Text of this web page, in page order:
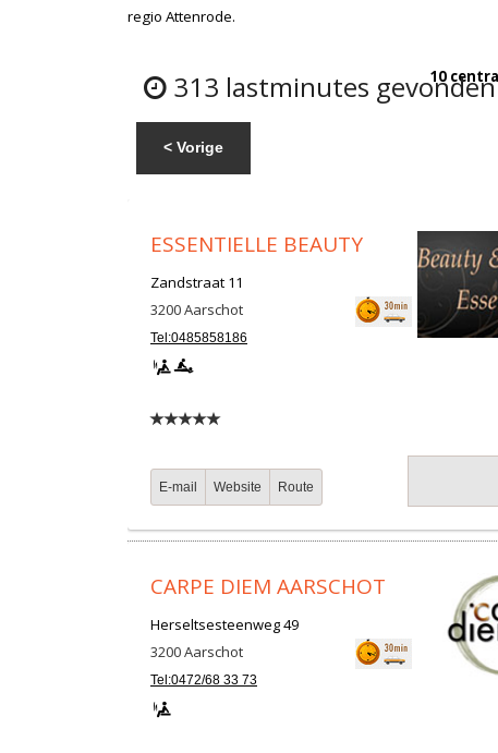
regio Attenrode.
313 lastminutes
< Vorige
10 centra
ESSENTIELLE BEAUTY
Zandstraat 11
3200Aarschot
Tel:0485858186
E-mail Website Route
CARPE DIEM AARSCHOT
Herseltsesteenweg 49
3200Aarschot
Tel:0472/68 33 73